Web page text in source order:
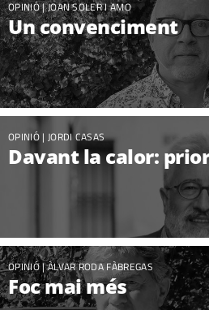
OPINIÓ|JOAN SOLER I AMO
Un convenciment
OPINIÓ | JORDI CASAS
Davant la calor:
OPINIÓ|ÀLVAR RODA FÀBREGAS
Foc mai més